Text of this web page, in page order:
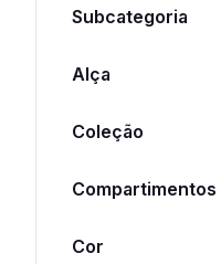
Bolsa de Viagem
Frasqueira
Subcategoria
Média
Alça
Espumada
Coleção
Compartimentos
Cor